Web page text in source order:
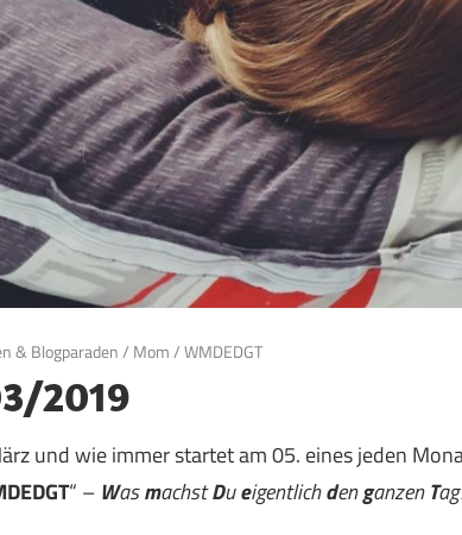
& Blogparaden/ Mom/WMDEDGT
2019
und wie immer startet am 05. eines jeden
“ – WasmachstDueigentlichdenganzenT